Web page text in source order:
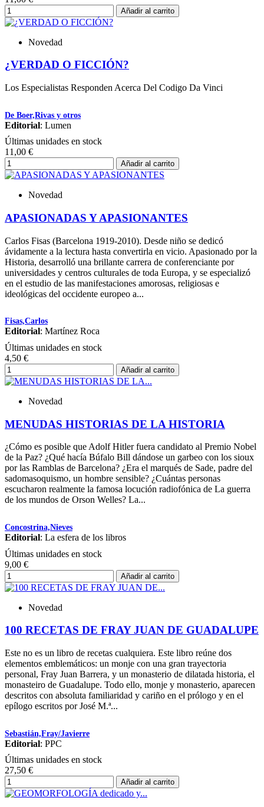
Añadir al carrito
Novedad
¿VERDAD O FICCIÓN?
Los Especialistas Responden Acerca Del Codigo Da Vinci
De Boer,Rivas y otros
Editorial: Lumen
Últimas unidades en stock
11,00 €
Añadir al carrito
Novedad
APASIONADAS Y APASIONANTES
Carlos Fisas (Barcelona 1919-2010). Desde niño se dedicó
ávidamente a la lectura hasta convertirla en vicio. Apasionado por la
Historia, desarrolló una brillante carrera de conferenciante por
universidades y centros culturales de toda Europa, y se especializó
en el estudio de las manifestaciones amorosas, religiosas e
ideológicas del occidente europeo a...
Fisas,Carlos
Editorial: Martínez Roca
Últimas unidades en stock
4,50 €
Añadir al carrito
Novedad
MENUDAS HISTORIAS DE LA HISTORIA
¿Cómo es posible que Adolf Hitler fuera candidato al Premio Nobel
de la Paz? ¿Qué hacía Búfalo Bill dándose un garbeo con los sioux
por las Ramblas de Barcelona? ¿Era el marqués de Sade, padre del
sadomasoquismo, un hombre sensible? ¿Cuántas personas
escucharon realmente la famosa locución radiofónica de La guerra
de los mundos de Orson Welles? La...
Concostrina,Nieves
Editorial: La esfera de los libros
Últimas unidades en stock
9,00 €
Añadir al carrito
Novedad
100 RECETAS DE FRAY JUAN DE GUADALUPE
Este no es un libro de recetas cualquiera. Este libro reúne dos
elementos emblemáticos: un monje con una gran trayectoria
personal, Fray Juan Barrera, y un monasterio de dilatada historia, el
monasteiro de Guadalupe. Todo ello, monje y monasterio, aparecen
descritos con absoluta familiaridad y cariño en el prólogo y en el
epílogo escritos por José M.ª...
Sebastián,Fray/Javierre
Editorial: PPC
Últimas unidades en stock
27,50 €
Añadir al carrito